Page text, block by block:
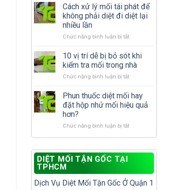
nhiều
có
phải
đã
tổ
mối?
khi
diệt
mối
làm
để
tránh
phát?
Cách xử lý mối tái phát để
không phải diệt đi diệt lại
nhiều lần
Chức năng bình luận bị tắtở
xử
lý
mối
tái
để
không
phải
đi
nhiều
10 vị trí dễ bị bỏ sót khi
kiểm tra mối trong nhà
Chức năng bình luận bị tắtở
vị
trí
dễ
bỏ
kiểm
trong
nhà
Phun thuốc diệt mối hay
đặt hộp nhử mối hiệu quả
hơn?
Chức năng bình luận bị tắtở
diệt
đặt
hộp
DIỆT MỐI TẬN GỐC TẠI
TPHCM
Dịch Vụ Diệt Mối Tận Gốc Ở Quận 1